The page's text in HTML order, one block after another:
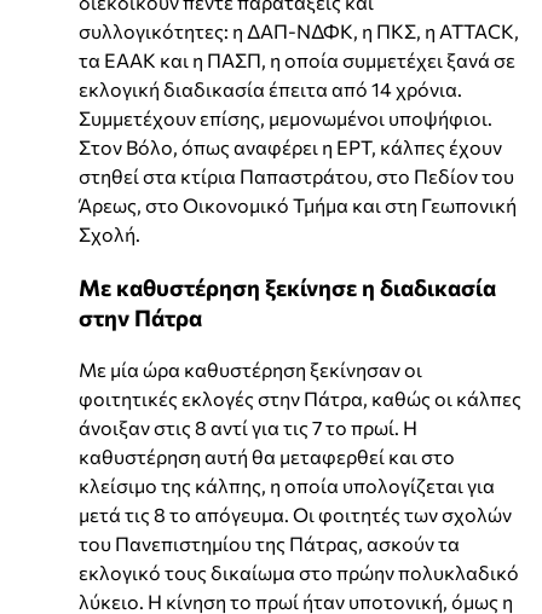
συλλογικότητες: η ΔΑΠ-ΝΔΦΚ, η ΠΚΣ, η ATTACK,
τα ΕΑΑΚ και η ΠΑΣΠ, η οποία συμμετέχει ξανά σε
εκλογική διαδικασία έπειτα από 14 χρόνια.
Συμμετέχουν επίσης, μεμονωμένοι υποψήφιοι.
Στον Βόλο, όπως αναφέρει η ΕΡΤ, κάλπες έχουν
στηθεί στα κτίρια Παπαστράτου, στο Πεδίον του
Άρεως, στο Οικονομικό Τμήμα και στη Γεωπονική
Σχολή.
Με καθυστέρηση ξεκίνησε η διαδικασία
στην Πάτρα
Με μία ώρα καθυστέρηση ξεκίνησαν οι
φοιτητικές εκλογές στην Πάτρα, καθώς οι κάλπες
άνοιξαν στις 8 αντί για τις 7 το πρωί. Η
καθυστέρηση αυτή θα μεταφερθεί και στο
κλείσιμο της κάλπης, η οποία υπολογίζεται για
μετά τις 8 το απόγευμα. Οι φοιτητές των σχολών
του Πανεπιστημίου της Πάτρας, ασκούν τα
εκλογικό τους δικαίωμα στο πρώην πολυκλαδικό
λύκειο. Η κίνηση το πρωί ήταν υποτονική, όμως η